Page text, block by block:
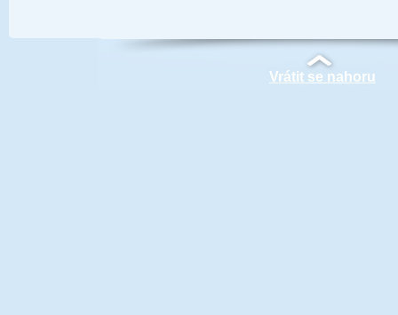
Vrátit se nahoru